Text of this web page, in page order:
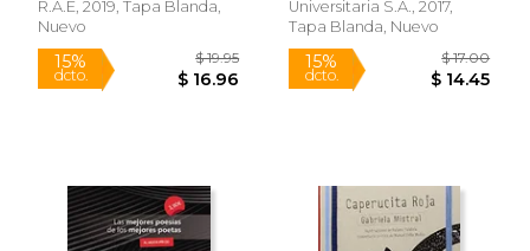
R.A.E, 2019, Tapa Blanda,
Nuevo
Universitaria S.A., 2017,
Tapa Blanda, Nuevo